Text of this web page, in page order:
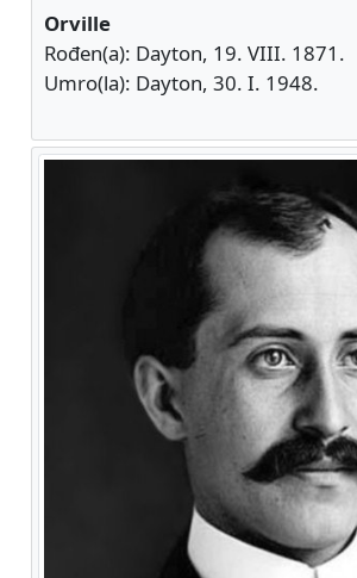
Orville
Rođen(a): Dayton, 19. VIII. 1871.
Umro(la): Dayton, 30. I. 1948.